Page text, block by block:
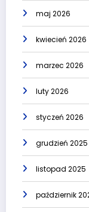
maj 2026
kwiecień 2026
marzec 2026
luty 2026
styczeń 2026
grudzień 2025
listopad 2025
październik